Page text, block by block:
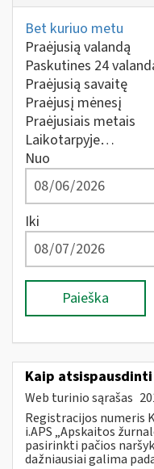
Bet kuriuo metu
Praėjusią valandą
Paskutines 24
Praėjusią savaitę
Praėjusį mėnesį
Praėjusiais metais
Laikotarpyje…
Nuo
Iki
Paieška
Kaip
Web turinio sąrašas
Registracijos numeris
i.APS „Apskaitos
pasirinkti pačios
dažniausiai galima